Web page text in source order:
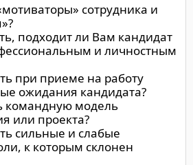
сотрудника и
подходит ли Вам кандидат
и личностным
при приеме на работу
ожидания кандидата?
командную модель
или проекта?
сильные и слабые
к которым склонен